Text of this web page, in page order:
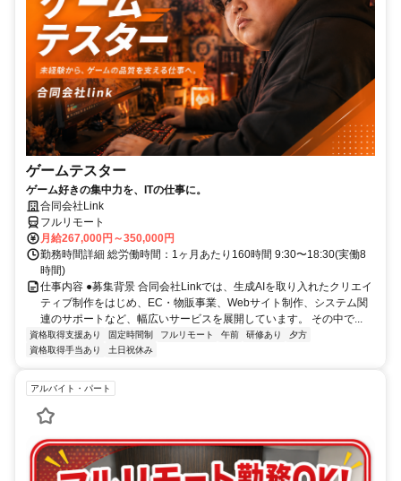
ゲームテスター
ゲーム好きの集中力を、ITの仕事に。
合同会社Link
フルリモート
月給267,000円～350,000円
勤務時間詳細 総労働時間：1ヶ月あたり160時間 9:30〜18:30(実働8
時間)
仕事内容 ●募集背景 合同会社Linkでは、生成AIを取り入れたクリエイ
ティブ制作をはじめ、EC・物販事業、Webサイト制作、システム関
連のサポートなど、幅広いサービスを展開しています。 その中で...
資格取得支援あり 固定時間制 フルリモート 午前 研修あり
夕方
資格取得手当あり
土日祝休み
アルバイト・パート